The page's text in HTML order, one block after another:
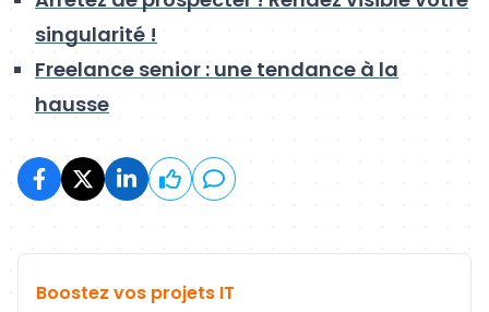
singularité !
Freelance senior : une tendance à la
hausse
Boostez vos projets IT